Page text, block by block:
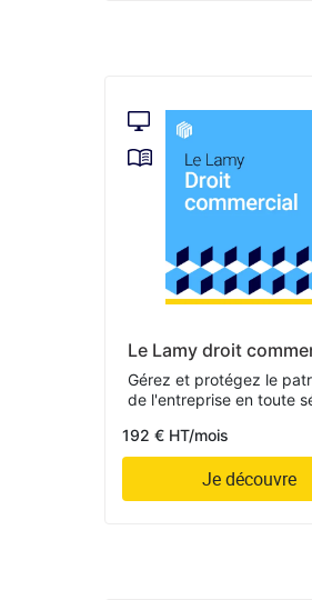
Le Lamy droit
Gérez et protégez le
de l'entreprise en toute
192 € HT/mois
Je découvre